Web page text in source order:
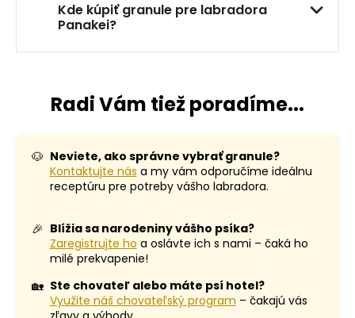
Kde kúpiť granule pre labradora
Panakei?
Radi Vám tiež poradíme...
🐶 Neviete, ako správne vybrať granule?
Kontaktujte nás a my vám odporučíme ideálnu
receptúru pre potreby vášho labradora.
🎉 Blížia sa narodeniny vášho psíka?
Zaregistrujte ho a oslávte ich s nami – čaká ho
milé prekvapenie!
🏡 Ste chovateľ alebo máte psí hotel?
Využite náš chovateľský program – čakajú vás